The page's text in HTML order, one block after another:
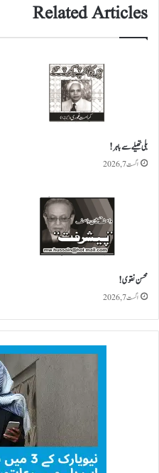
Related Articles
بلی تھیلے سے باہر!
اگست 7, 2026
محسن نقوی!
اگست 7, 2026